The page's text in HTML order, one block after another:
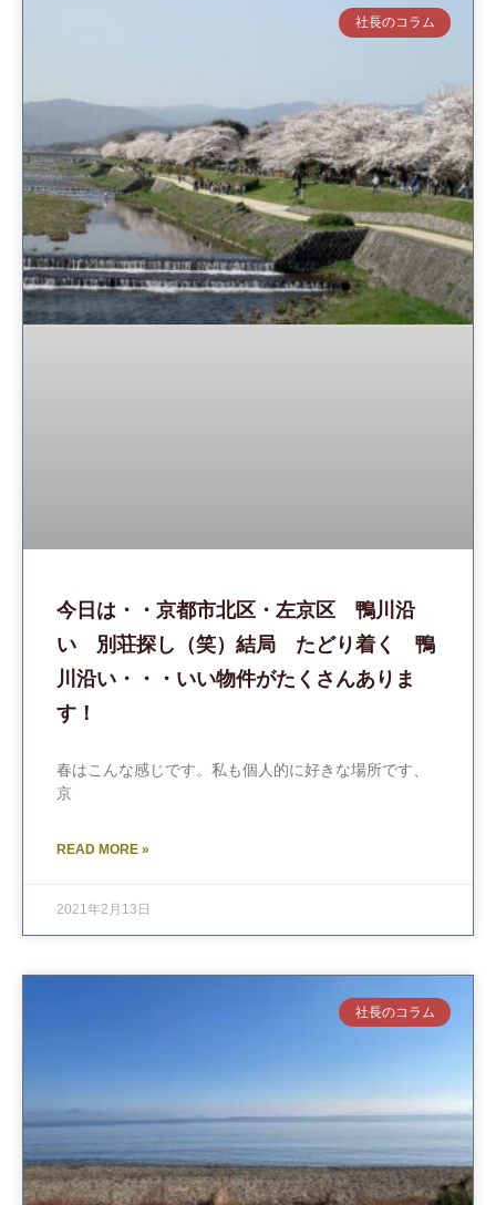
社長のコラム
今日は・・京都市北区・左京区 鴨川沿
い 別荘探し（笑）結局 たどり着く 鴨
川沿い・・・いい物件がたくさんありま
す！
春はこんな感じです。私も個人的に好きな場所です、
京
READ MORE »
2021年2月13日
社長のコラム